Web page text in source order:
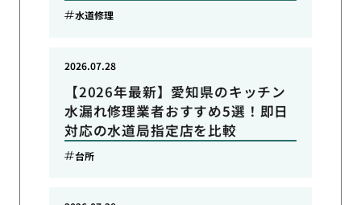
水道修理
【2026年最新】愛知県のキッチン
水漏れ修理業者おすすめ5選！即日
対応の水道局指定店を比較
2026.07.28
台所